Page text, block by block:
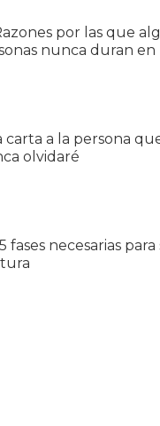
por las que
nunca duran en
carta a la persona
olvidaré
fases necesarias